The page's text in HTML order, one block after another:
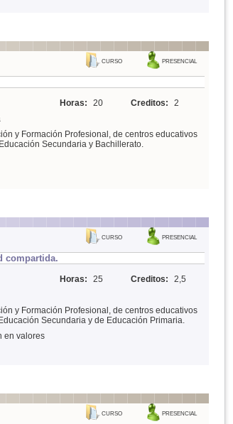
PRESENCIAL
CURSO
Horas: 20 Creditos:
2
y Formación Profesional, de centros educativos
Secundaria y Bachillerato.
PRESENCIAL
CURSO
compartida.
Horas: 25 Creditos:
2,5
y Formación Profesional, de centros educativos
Secundaria y de Educación Primaria.
en valores
PRESENCIAL
CURSO